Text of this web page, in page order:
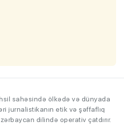
sahəsində ölkədə və dünyada
jurnalistikanın etik və şəffaflıq
dilində operativ çatdırır.